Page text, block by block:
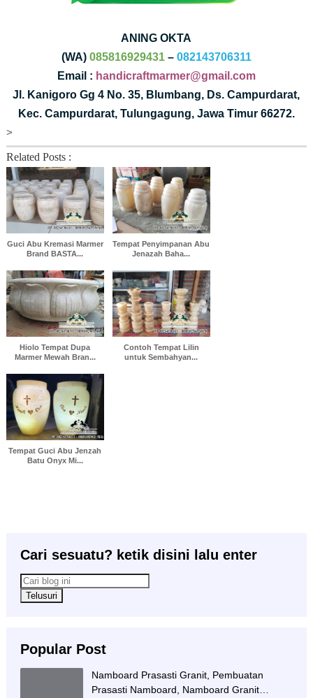
ANING OKTA
(WA) 085816929431– 082143706311
Email : handicraftmarmer@gmail.com
Jl. Kanigoro Gg 4 No. 35, Blumbang, Ds. Campurdarat,
Kec. Campurdarat, Tulungagung, Jawa Timur 66272.
>
Related Posts :
Guci Abu Kremasi Marmer
Brand BASTA...
Tempat Penyimpanan Abu
Jenazah Baha...
Hiolo Tempat Dupa
Marmer Mewah Bran...
Contoh Tempat Lilin
untuk Sembahyan...
Tempat Guci Abu Jenzah
Batu Onyx Mi...
Cari sesuatu? ketik disini lalu enter
Popular Post
Namboard Prasasti Granit, Pembuatan
Prasasti Namboard, Namboard Granit